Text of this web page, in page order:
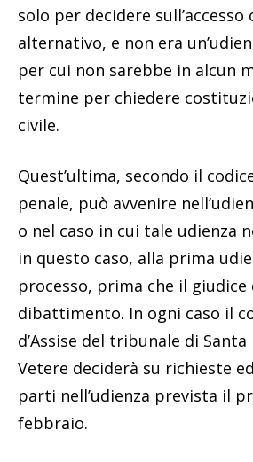
solo per decidere
alternativo, e non era
per cui non sarebbe in alcun
termine per chiedere
civile.
Quest’ultima, secondo il
penale, può avvenire
o nel caso in cui tale udienza
in questo caso, alla prima
processo, prima che il giudice
dibattimento. In ogni caso il
d’Assise del tribunale di Santa
Vetere deciderà su richieste
parti nell’udienza prevista il
febbraio.